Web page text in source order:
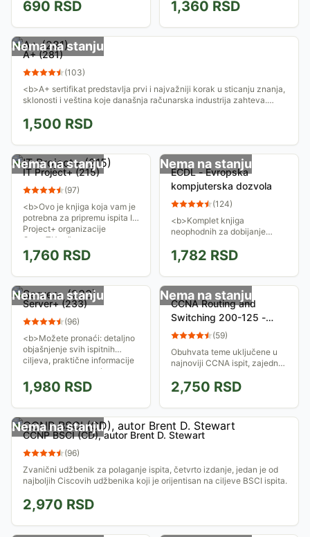
pomoću nekoliko stotina...
690 RSD
Microsoft Windows XP
Professional...</b>
1,360 RSD
Nema na stanju
A+ (281)
(103)
<b>A+ sertifikat predstavlja prvi i najvažniji korak u sticanju znanja,
sklonosti i veština koje današnja računarska industrija zahteva.
1,500 RSD
Nema na stanju
IT Project+ (215)
(97)
<b>Ovo je knjiga koja vam je
potrebna za pripremu ispita IT
Project+ organizacije
CompTIA.</b>
1,760 RSD
Nema na stanju
ECDL - Evropska
kompjuterska dozvola
(124)
<b>Komplet knjiga
neophodnih za dobijanje
informacionih tehnologija,
Upotreba računara i rad sa
datotekama, Obrada teksta,...
1,782 RSD
Nema na stanju
Server+ (233)
(96)
<b>Možete pronaći: detaljno
objašnjenje svih ispitnih
ciljeva, praktične informacije
vezane za sve aspeket
mrežnog hardvera, stotine
ispitnih pitanja...
1,980 RSD
Nema na stanju
CCNA Routing and
Switching 200-125 -
vodič za dobijanje
(59)
Obuhvata teme uključene u
najnoviji CCNA ispit, zajedno
vežbu.
2,750 RSD
Nema na stanju
CCNP BSCI (CD), autor Brent D. Stewart
(96)
Zvanični udžbenik za polaganje ispita, četvrto izdanje, jedan je od
najboljih Ciscovih udžbenika koji je orijentisan na ciljeve BSCI ispita.
2,970 RSD